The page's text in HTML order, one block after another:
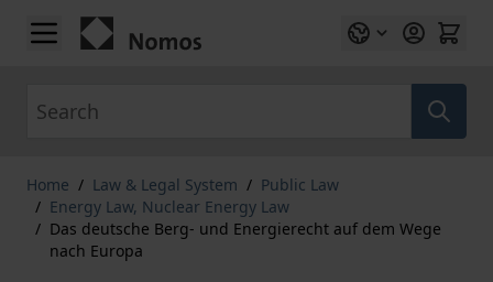
Skip to Content
Home / Law & Legal System / Public Law
/ Energy Law, Nuclear Energy Law
/ Das deutsche Berg- und Energierecht auf dem Wege
nach Europa